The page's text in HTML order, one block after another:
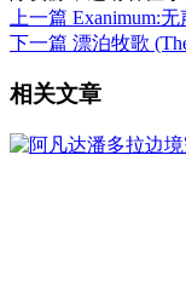
上一篇 Exanimum:无
下一篇 漂泊牧歌
相关文章